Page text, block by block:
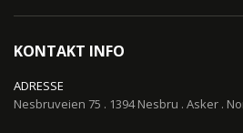
KONTAKT INFO
ADRESSE
Nesbruveien 75 . 1394 Nesbru . Asker .